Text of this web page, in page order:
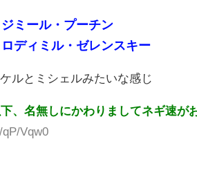
ジミール・プーチン
ロディミル・ゼレンスキー
ルとミシェルみたいな感じ
下、名無しにかわりましてネギ速が
qP/Vqw0